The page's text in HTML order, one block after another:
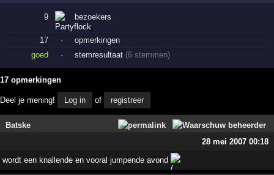
9 bezoekers
17 ·
opmerkingen
goed
· stemresultaat (6 stemmen)
17 opmerkingen
Deel je mening! Log in of registreer
Batske
28 mei 2007 00:18
wordt een knallende en vooral jumpende avond